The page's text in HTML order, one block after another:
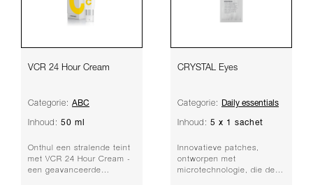
VCR 24 Hour Cream
Categorie: ABC
Inhoud: 50 ml
Onthul een stralende teint
met VCR 24 Hour Cream -
een geavanceerde
CRYSTAL Eyes
Categorie: Daily essentials
Inhoud: 5 x 1 sachet
Innovatieve patches,
ontworpen met
microtechnologie, die de